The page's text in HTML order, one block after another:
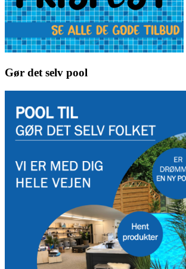
Gør det selv pool